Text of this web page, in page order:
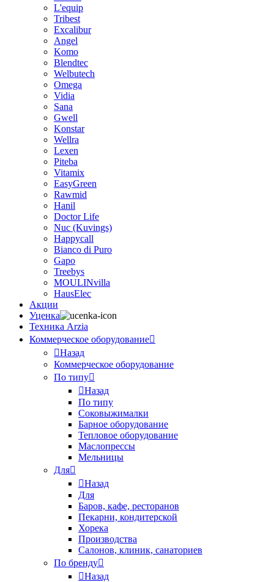
L'equip
Tribest
Excalibur
Angel
Komo
Blendtec
Welbutech
Omega
Vidia
Sana
Gwell
Konstar
Wellra
Lexen
Piteba
Vitamix
EasyGreen
Rawmid
Hanil
Doctor Life
Nuc (Kuvings)
Happycall
Bianco di Puro
Gapo
Treebys
MOULINvilla
HausElec
Акции
Уценка
Техника Arzia
Коммерческое оборудование
Назад
Коммерческое оборудование
По типу
Назад
По типу
Соковыжималки
Барное оборудование
Тепловое оборудование
Маслопрессы
Мельницы
Для
Назад
Для
Баров, кафе, ресторанов
Пекарни, кондитерской
Хорека
Производства
Салонов, клиник, санаториев
По бренду
Назад